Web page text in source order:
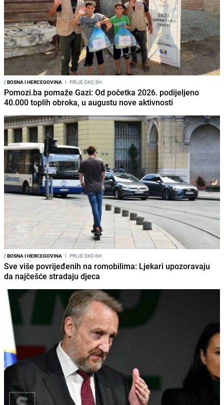
/BOSNA I HERCEGOVINA I PRIJE OKO 5H
Pomozi.ba pomaže Gazi: Od početka 2026. podijeljeno
40.000 toplih obroka, u augustu nove aktivnosti
/BOSNA I HERCEGOVINA I PRIJE OKO 6H
Sve više povrijeđenih na romobilima: Ljekari upozoravaju
da najčešće stradaju djeca